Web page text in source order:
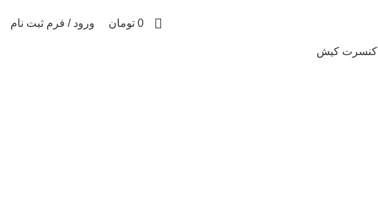
0 تومان ورود / فرم ثبت نام
کنسرت کیش